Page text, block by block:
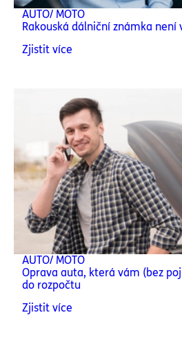
AUTO/ MOTO
Rakouská dálniční známka není
Zjistit více
AUTO/ MOTO
Oprava auta, která vám (bez
do rozpočtu
Zjistit více